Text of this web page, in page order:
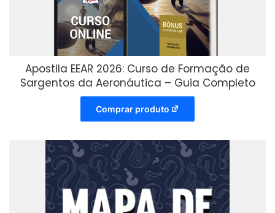
Apostila EEAR 2026: Curso de Formação de
Sargentos da Aeronáutica – Guia Completo
Comprar produto